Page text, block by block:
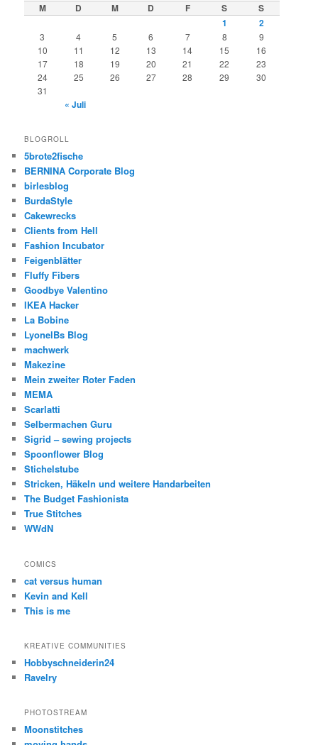
M D M D F S
S
1
2
3 4 5 6 7 8
9
10
11 12 13 14 15
16
17
18 19 20 21 22
23
24
25 26 27 28 29
30
31
« Juli
BLOGROLL
5brote2fische
BERNINA Corporate Blog
birlesblog
BurdaStyle
Cakewrecks
Clients from Hell
Fashion Incubator
Feigenblätter
Fluffy Fibers
Goodbye Valentino
IKEA Hacker
La Bobine
LyonelBs Blog
machwerk
Makezine
Mein zweiter Roter Faden
MEMA
Scarlatti
Selbermachen Guru
Sigrid – sewing projects
Spoonflower Blog
Stichelstube
Stricken, Häkeln und weitere Handarbeiten
The Budget Fashionista
True Stitches
WWdN
COMICS
cat versus human
Kevin and Kell
This is me
KREATIVE COMMUNITIES
Hobbyschneiderin24
Ravelry
PHOTOSTREAM
Moonstitches